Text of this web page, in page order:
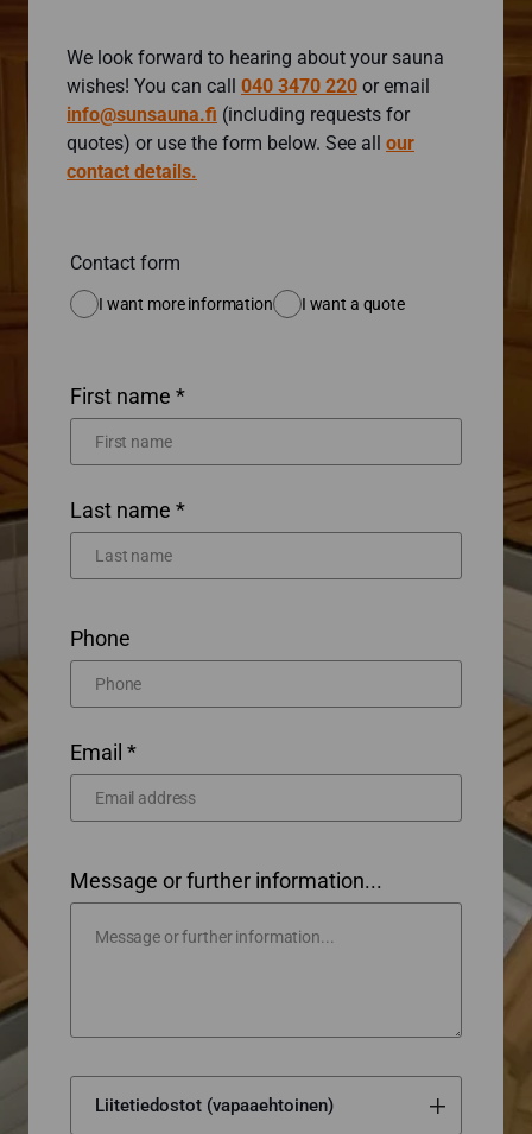
We look forward to hearing about your sauna
wishes! You can call 040 3470 220 or email
info@sunsauna.fi (including requests for
quotes) or use the form below. See all our
contact details.
Contact form
I want more information I want a quote
First name *
Last name *
Phone
Email *
Message or further information...